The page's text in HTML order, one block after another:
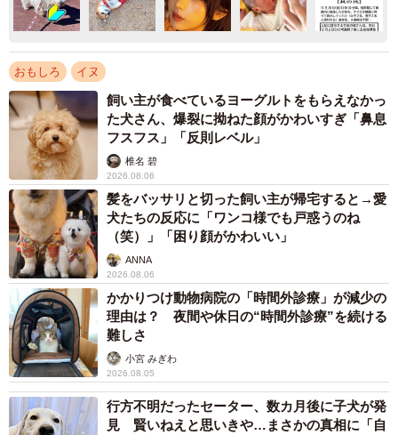
おもしろ イヌ
飼い主が食べているヨーグルトをもらえなかっ
た犬さん、爆裂に拗ねた顔がかわいすぎ「鼻息
フスフス」「反則レベル」
椎名 碧
2026.08.06
髪をバッサリと切った飼い主が帰宅すると→愛
犬たちの反応に「ワンコ様でも戸惑うのね
（笑）」「困り顔がかわいい」
ANNA
2026.08.06
かかりつけ動物病院の「時間外診療」が減少の
理由は？ 夜間や休日の“時間外診療”を続ける
難しさ
小宮 みぎわ
2026.08.05
行方不明だったセーター、数カ月後に子犬が発
見 賢いねえと思いきや…まさかの真相に「自